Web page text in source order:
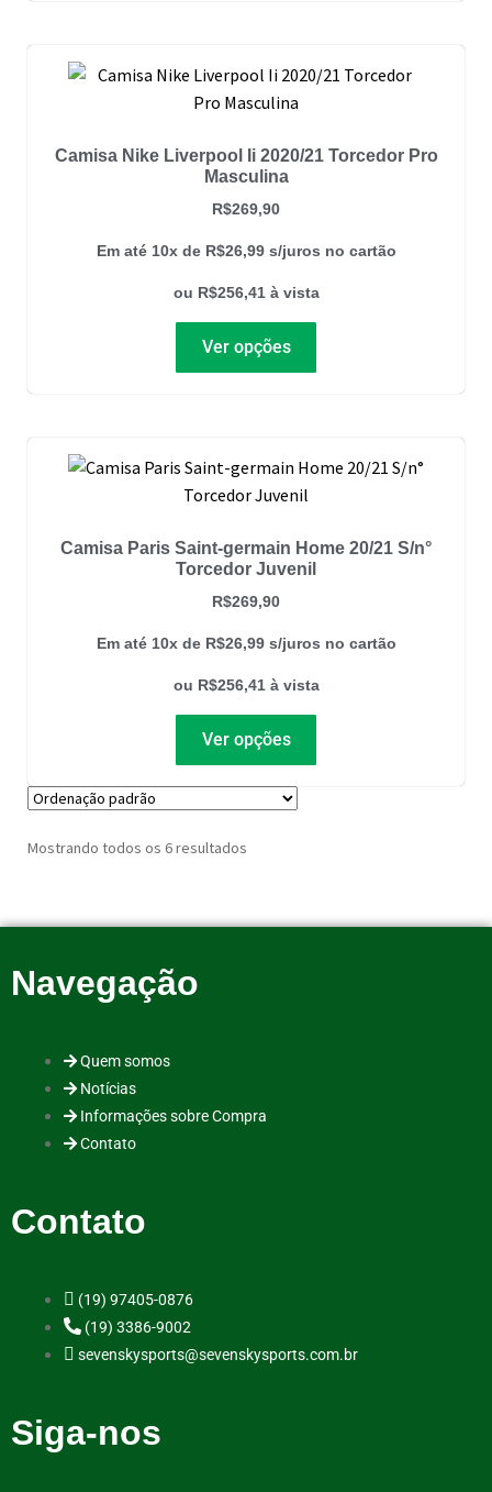
Camisa Nike Liverpool Ii 2020/21 Torcedor Pro
Masculina
R$269,90
Em até 10x de R$26,99 s/juros no cartão
ou R$256,41 à vista
Ver opções
Camisa Paris Saint-germain Home 20/21 S/n°
Torcedor Juvenil
R$269,90
Em até 10x de R$26,99 s/juros no cartão
ou R$256,41 à vista
Ver opções
Mostrando todos os 6 resultados
Navegação
Quem somos
Notícias
Informações sobre Compra
Contato
Contato
(19) 97405-0876
(19) 3386-9002
sevenskysports@sevenskysports.com.br
Siga-nos